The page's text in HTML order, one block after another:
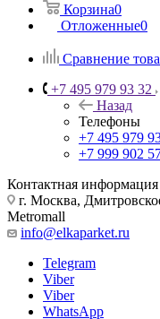
Корзина0
Отложенные0
Сравнение
+7 495 979 93 32
Назад
Телефоны
+7 495 979
+7 999 902
Контактная информация
г. Москва,
Metromall
info@elkaparket.ru
Telegram
Viber
Viber
WhatsApp